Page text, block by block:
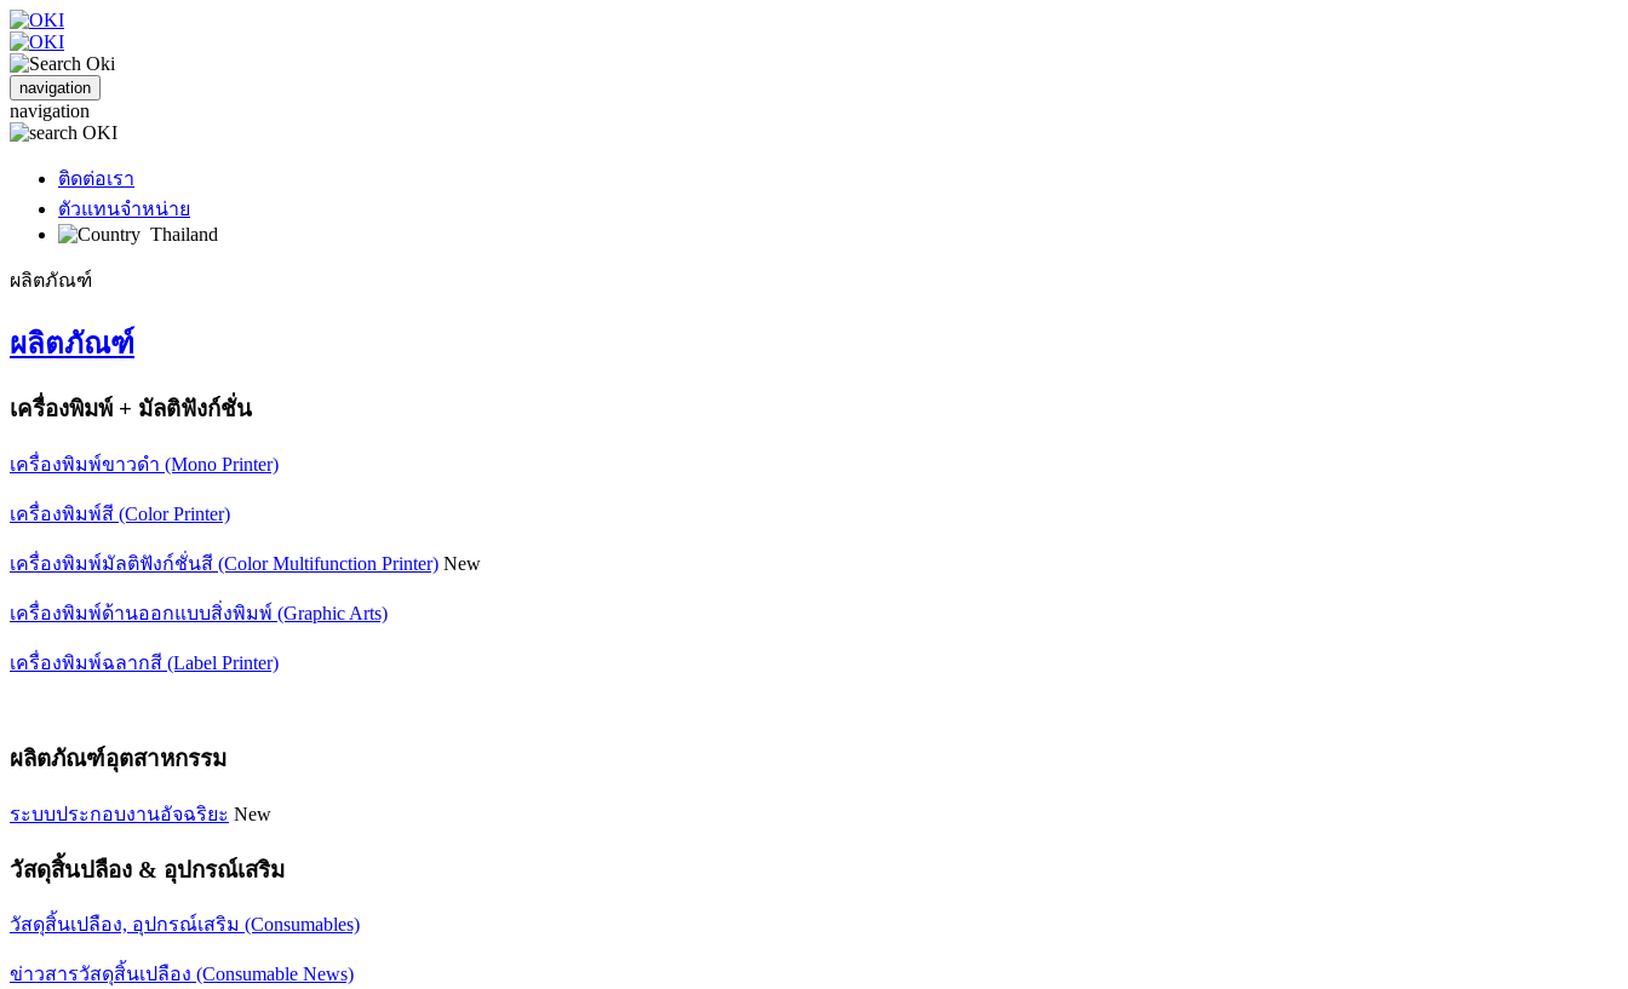
navigation
navigation
ติดต่อเรา
ตัวแทนจำหน่าย
Thailand
ผลิตภัณฑ์
ผลิตภัณฑ์
เครื่องพิมพ์ + มัลติฟังก์ชั่น
เครื่องพิมพ์ขาวดำ (Mono Printer)
เครื่องพิมพ์สี (Color Printer)
เครื่องพิมพ์มัลติฟังก์ชั่นสี (Color Multifunction Printer) New
เครื่องพิมพ์ด้านออกแบบสิ่งพิมพ์ (Graphic Arts)
เครื่องพิมพ์ฉลากสี (Label Printer)
ผลิตภัณฑ์อุตสาหกรรม
ระบบประกอบงานอัจฉริยะ New
วัสดุสิ้นปลือง & อุปกรณ์เสริม
วัสดุสิ้นเปลือง, อุปกรณ์เสริม (Consumables)
ข่าวสารวัสดุสิ้นเปลือง (Consumable News)